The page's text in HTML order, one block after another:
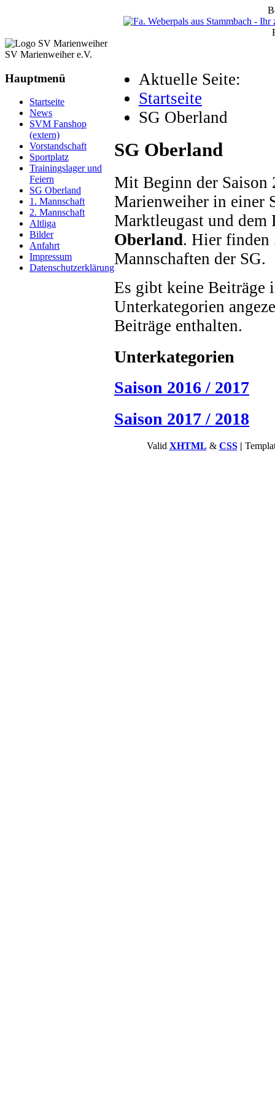
SV Marienweiher e.V.
Hauptmenü
Startseite
News
SVM Fanshop
(extern)
Vorstandschaft
Sportplatz
Trainingslager und
Feiern
SG Oberland
1. Mannschaft
2. Mannschaft
Altliga
Bilder
Anfahrt
Impressum
Datenschutzerklärung
Aktuelle Seite:
Startseite
SG Oberland
SG Oberland
Mit Beginn der Saison
Marienweiher in einer
Marktleugast und dem
Oberland. Hier finden
Mannschaften der SG.
Es gibt keine Beiträge
Unterkategorien
Beiträge enthalten.
Unterkategorien
Saison 2016 / 2017
Saison 2017 / 2018
Valid XHTML & CSS |